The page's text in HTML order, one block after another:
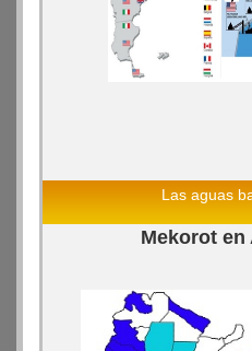
Las aguas
Mekorot en